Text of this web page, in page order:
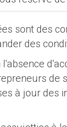
sont des
des
de
à jour des